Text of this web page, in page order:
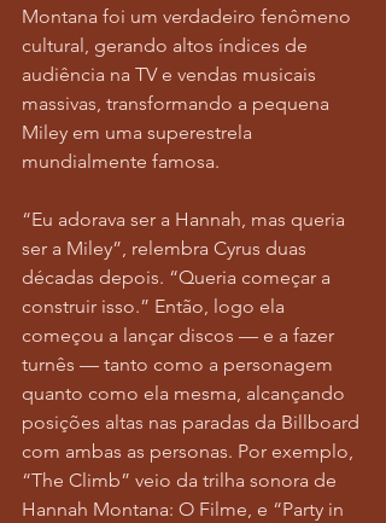
Montana foi um verdadeiro fenômeno
cultural, gerando altos índices de
audiência na TV e vendas musicais
massivas, transformando a pequena
Miley em uma superestrela
mundialmente famosa.
“Eu adorava ser a Hannah, mas queria
ser a Miley”, relembra Cyrus duas
décadas depois. “Queria começar a
construir isso.” Então, logo ela
começou a lançar discos — e a fazer
turnês — tanto como a personagem
quanto como ela mesma, alcançando
posições altas nas paradas da Billboard
com ambas as personas. Por exemplo,
“The Climb” veio da trilha sonora de
Hannah Montana: O Filme, e “Party in